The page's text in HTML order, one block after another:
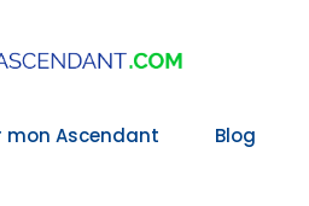
mon Ascendant Blog